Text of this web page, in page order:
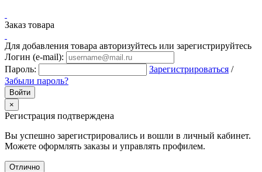
Заказ товара
Для добавления товара авторизуйтесь или зарегистрируйтесь
Логин (e-mail):
Пароль:
Зарегистрироваться /
Забыли пароль?
×
Регистрация подтверждена
Вы успешно зарегистрировались и вошли в личный кабинет.
Можете оформлять заказы и управлять профилем.
Отлично